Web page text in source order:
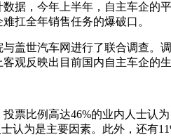
据，今年上半年，自主车企的
扛全年销售任务的爆破口。
盖世汽车网进行了联合调查。
观反映出目前国内自主车企的生
票比例高达46%的业内人士认
认为是主要因素。此外，还有